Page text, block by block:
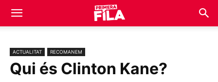
ACTUALITAT RECOMANEM
Qui és Clinton Kane?